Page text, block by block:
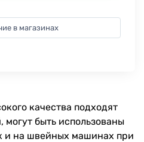
в магазинах
качества подходят
могут быть использованы
и на швейных машинах при